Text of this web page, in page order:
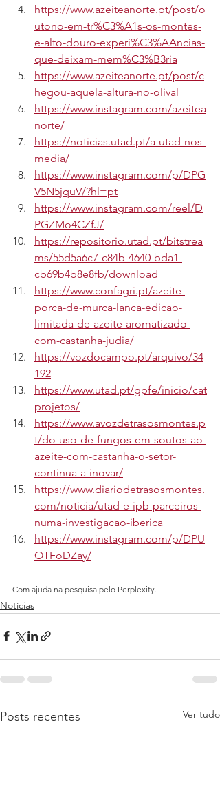
https://www.azeiteanorte.pt/post/o
utono-em-tr%C3%A1s-os-montes-
e-alto-douro-experi%C3%AAncias-
que-deixam-mem%C3%B3ria
https://www.azeiteanorte.pt/post/c
hegou-aquela-altura-no-olival
https://www.instagram.com/azeitea
norte/
https://noticias.utad.pt/a-utad-nos-
media/
https://www.instagram.com/p/DPG
V5N5jquV/?hl=pt
https://www.instagram.com/reel/D
PGZMo4CZfJ/
https://repositorio.utad.pt/bitstrea
ms/55d5a6c7-c84b-4640-bda1-
cb69b4b8e8fb/download
https://www.confagri.pt/azeite-
porca-de-murca-lanca-edicao-
limitada-de-azeite-aromatizado-
com-castanha-judia/
https://vozdocampo.pt/arquivo/34
192
https://www.utad.pt/gpfe/inicio/cat
projetos/
https://www.avozdetrasosmontes.p
t/do-uso-de-fungos-em-soutos-ao-
azeite-com-castanha-o-setor-
continua-a-inovar/
https://www.diariodetrasosmontes.
com/noticia/utad-e-ipb-parceiros-
numa-investigacao-iberica
https://www.instagram.com/p/DPU
OTFoDZay/
Com ajuda na pesquisa pelo Perplexity.
Notícias
Posts recentes Ver tudo